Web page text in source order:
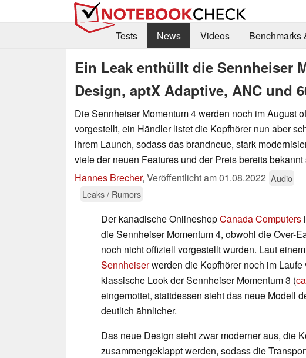
Tests
News Videos Benchmarks
Ein Leak enthüllt die Sennheiser
Design, aptX Adaptive, ANC und
Die Sennheiser Momentum 4 werden noch im August
vorgestellt, ein Händler listet die Kopfhörer nun aber
ihrem Launch, sodass das brandneue, stark
viele der neuen Features und der Preis bereits bekannt
Hannes Brecher, Veröffentlicht am01.08.2022 Audio
Leaks / Rumors
Der kanadische OnlineshopCanada Computers
die Sennheiser Momentum 4, obwohl die Over-
noch nicht offiziell vorgestellt wurden. Laut einem
Sennheiserwerden die Kopfhörer noch im
klassische Look der Sennheiser Momentum 3 (
eingemottet, stattdessen sieht das neue Modell
deutlich ähnlicher.
Das neue Design sieht zwar moderner aus, die
zusammengeklappt werden, sodass die